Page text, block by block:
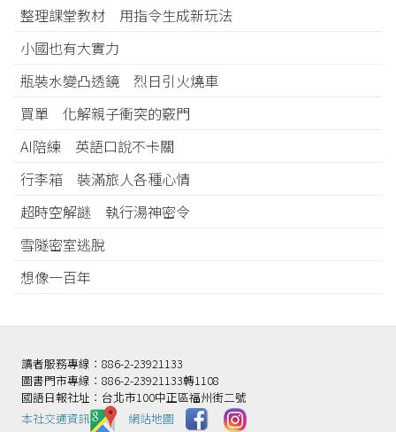
整理課堂教材 用指令生成新玩法
小國也有大實力
瓶裝水變凸透鏡 烈日引火燒車
買單 化解親子衝突的竅門
AI陪練 英語口說不卡關
行李箱 裝滿旅人各種心情
超時空解謎 執行湯神密令
雪隧密室逃脫
想像一百年
讀者服務專線：886-2-23921133
圖書門市專線：886-2-23921133轉1108
國語日報社址：台北市100中正區福州街二號
本社交通資訊️
網站地圖